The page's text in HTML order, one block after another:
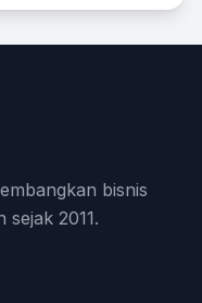
bisnis
sejak 2011.